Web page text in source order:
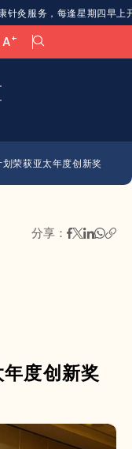
针灸服务，每逢星期四早
A+
荣获亚太年度创新奖
分享：
度创新奖